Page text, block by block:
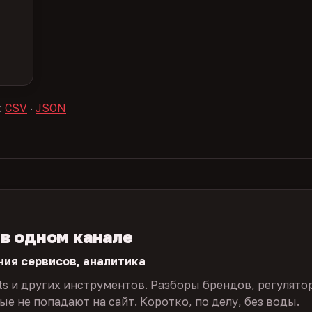
CSV · JSON
одном канале
сервисов, аналитика
и других инструментов. Разборы брендов,
не попадают на сайт. Коротко, по делу, без воды.